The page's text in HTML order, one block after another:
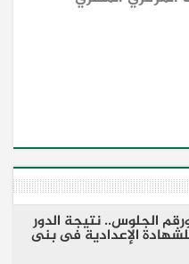
الجلوس.. نتيجة الدور
الإعدادية فى بنى